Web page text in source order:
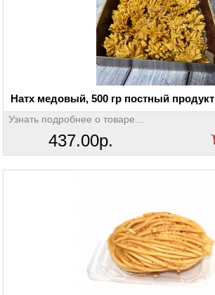
Натх медовый, 500 гр постный продукт
Узнать подробнее о товаре...
437.00р.